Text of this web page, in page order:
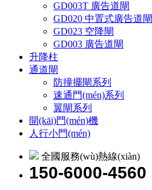
GD003T 廣告道閘
GD020 中置式廣告道閘
GD023 空降閘
GD003 廣告道閘
升降柱
通道閘
防撞擺閘系列
速通門(mén)系列
翼閘系列
開(kāi)門(mén)機
人行小門(mén)
全國服務(wù)熱線(xiàn)
150-6000-4560